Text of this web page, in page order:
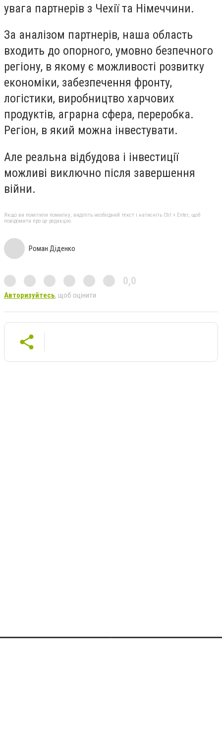
увага партнерів з Чехії та Німеччини.
За аналізом партнерів, наша область
входить до опорного, умовно безпечного
регіону, в якому є можливості розвитку
економіки, забезпечення фронту,
логістики, виробництво харчових
продуктів, аграрна сфера, переробка.
Регіон, в який можна інвестувати.
Але реальна відбудова і інвестиції
можливі виключно після завершення
війни.
Якщо ви помітили помилку, виділіть необхідний текст і натисніть Ctrl + Enter, щоб
повідомити про це редакцію
Роман Діденко
0,0
Авторизуйтесь, щоб оцінити